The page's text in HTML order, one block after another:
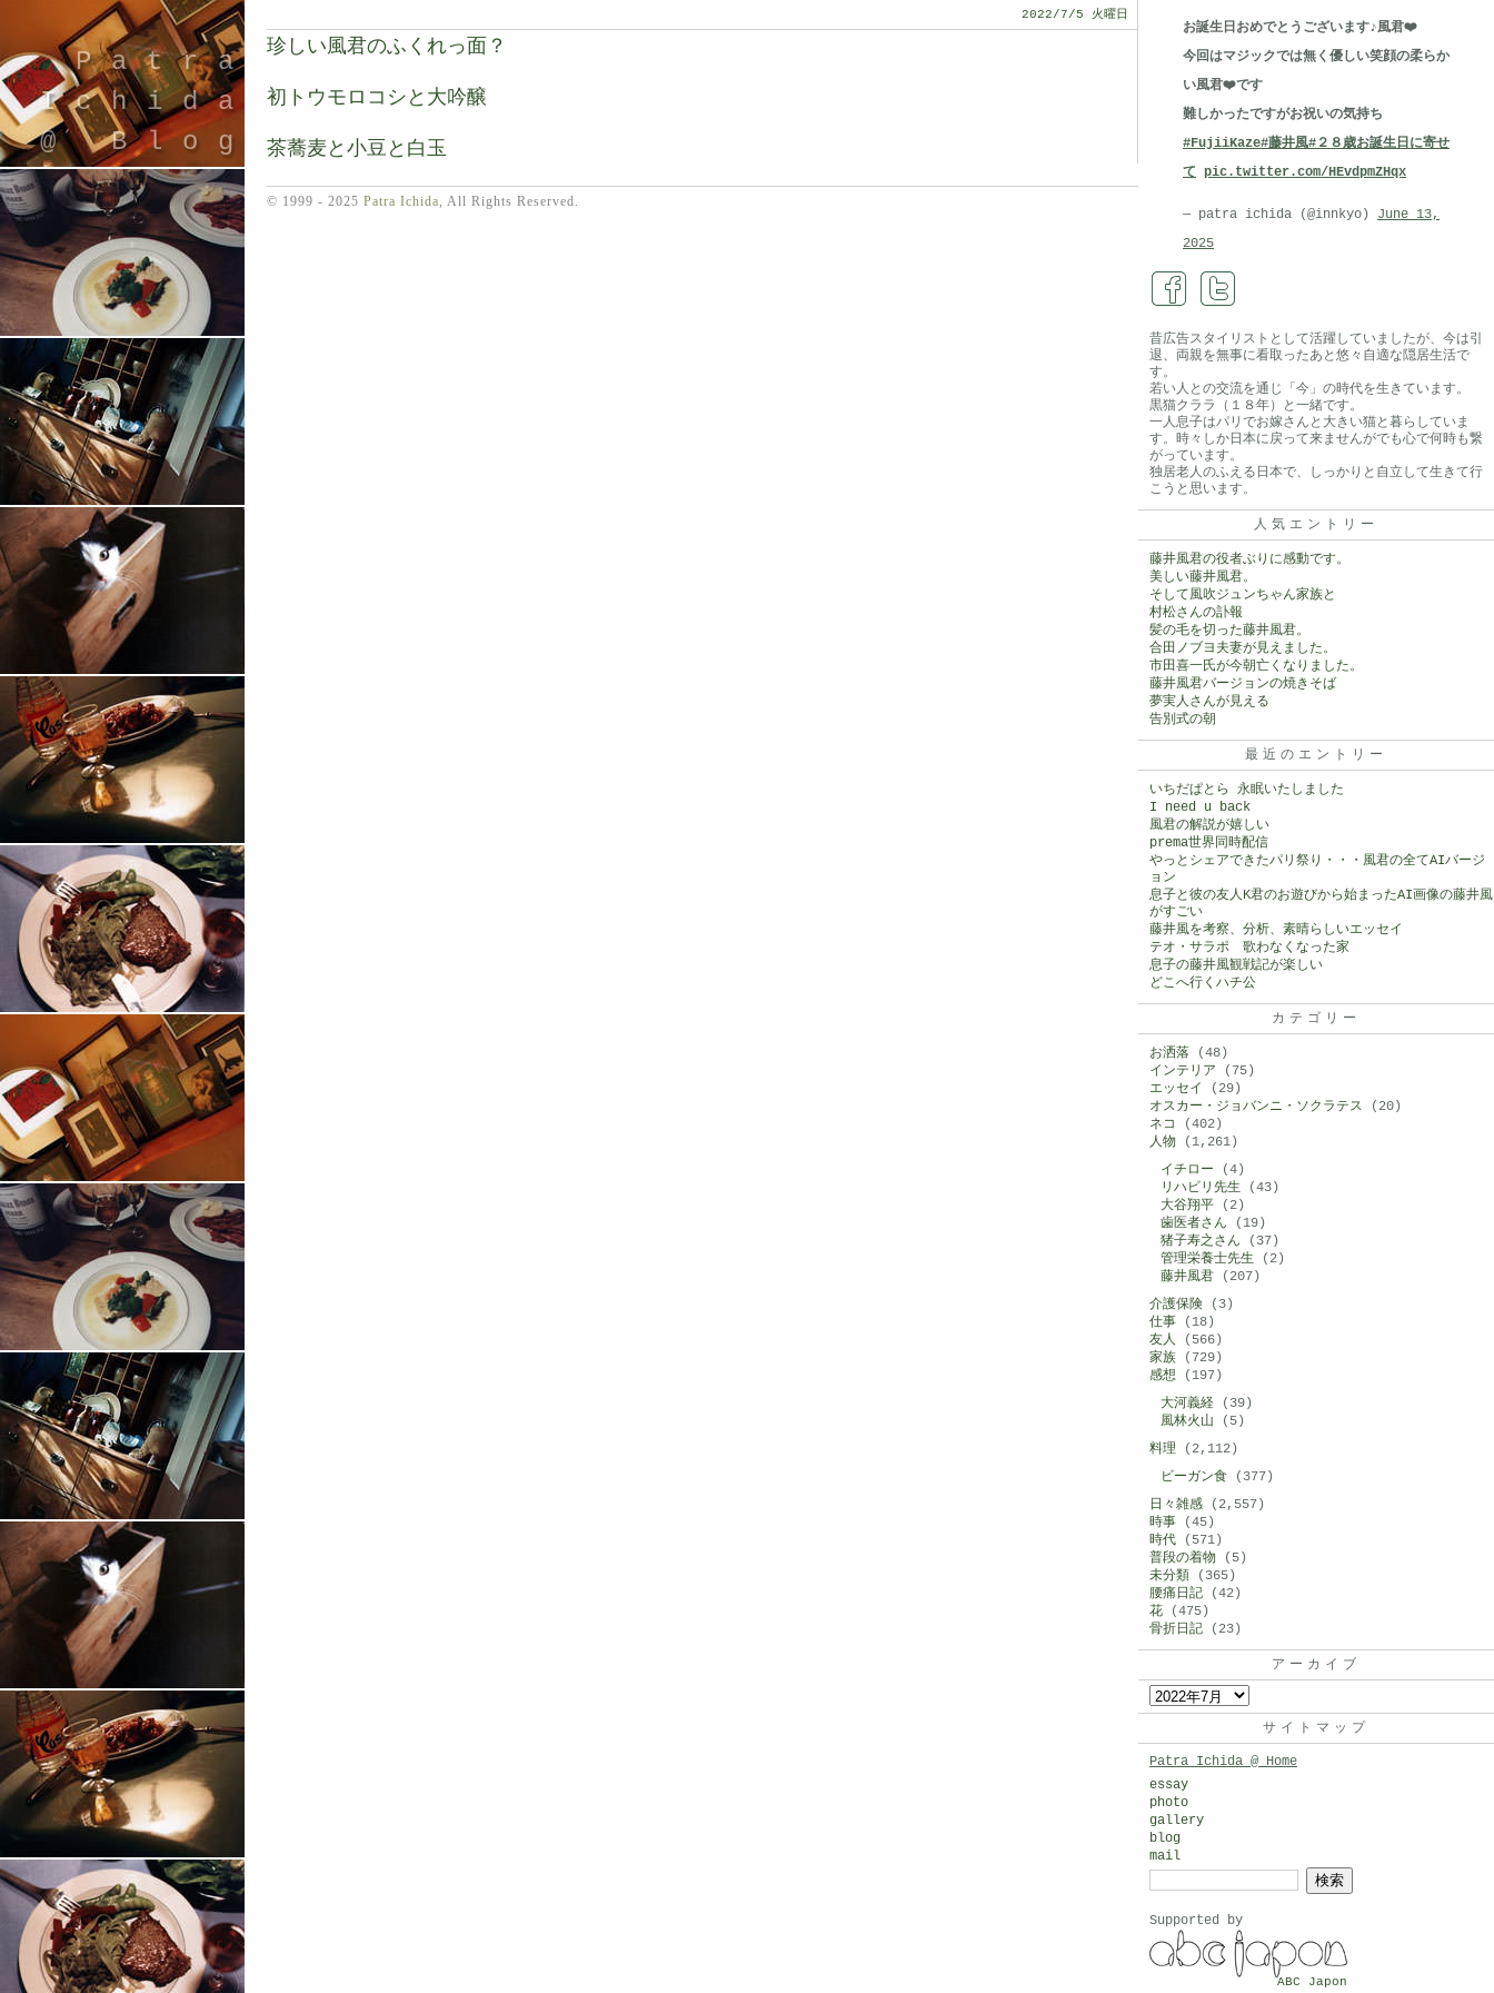
Patra
Ichida
@ Blog
引退したスタイリストの隠居ブログ
2022/7/5 火曜日
珍しい風君のふくれっ面？
初トウモロコシと大吟醸
茶蕎麦と小豆と白玉
お誕生日おめでとうございます♪風君❤️
今回はマジックでは無く優しい笑顔の柔らか
い風君❤️です
難しかったですがお祝いの気持ち
#FujiiKaze#藤井風#２８歳お誕生日に寄せ
て pic.twitter.com/HEvdpmZHqx
— patra ichida (@innkyo) June 13,
2025
昔広告スタイリストとして活躍していましたが、今は引
退、両親を無事に看取ったあと悠々自適な隠居生活で
す。
若い人との交流を通じ「今」の時代を生きています。
黒猫クララ（１８年）と一緒です。
一人息子はパリでお嫁さんと大きい猫と暮らしていま
す。時々しか日本に戻って来ませんがでも心で何時も繋
がっています。
独居老人のふえる日本で、しっかりと自立して生きて行
こうと思います。
人気エントリー
藤井風君の役者ぶりに感動です。
美しい藤井風君。
そして風吹ジュンちゃん家族と
村松さんの訃報
髪の毛を切った藤井風君。
合田ノブヨ夫妻が見えました。
市田喜一氏が今朝亡くなりました。
藤井風君バージョンの焼きそば
夢実人さんが見える
告別式の朝
最近のエントリー
いちだぱとら 永眠いたしました
I need u back
風君の解説が嬉しい
prema世界同時配信
やっとシェアできたパリ祭り・・・風君の全てAIバージ
ョン
息子と彼の友人K君のお遊びから始まったAI画像の藤井風
がすごい
藤井風を考察、分析、素晴らしいエッセイ
テオ・サラポ 歌わなくなった家
息子の藤井風観戦記が楽しい
どこへ行くハチ公
カテゴリー
お洒落 (48)
インテリア (75)
エッセイ
(29)
オスカー・ジョバンニ・ソクラテス (20)
ネコ
(402)
人物 (1,261)
イチロー (4)
リハビリ先生 (43)
大谷翔平 (2)
歯医者さん (19)
猪子寿之さん (37)
管理栄養士先生 (2)
藤井風君 (207)
介護保険 (3)
仕事 (18)
友人 (566)
家族 (729)
感想 (197)
大河義経 (39)
風林火山 (5)
料理 (2,112)
ビーガン食 (377)
日々雑感 (2,557)
時事 (45)
時代 (571)
普段の着物 (5)
未分類 (365)
腰痛日記 (42)
花 (475)
骨折日記 (23)
アーカイブ
イ
サイトマップ
Patra Ichida @ Home
essay
photo
gallery
blog
mail
Supported by
ABC Japon
© 1999 - 2025 Patra Ichida, All Rights Reserved.